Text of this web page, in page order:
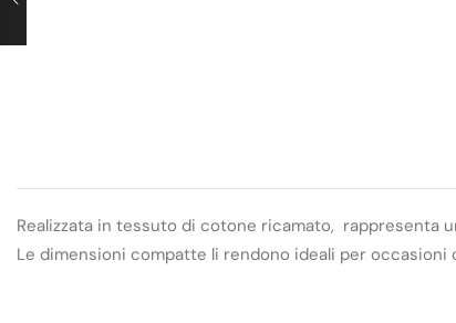
Realizzata in tessuto di cotone ricamato, rappresenta
Le dimensioni compatte li rendono ideali per occasioni